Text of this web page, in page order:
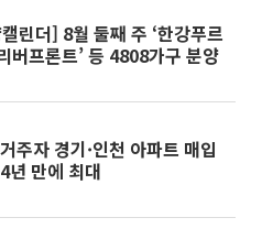
린더] 8월 둘째 주 ‘한강푸르
버프론트’ 등 4808가구 분양
주자 경기·인천 아파트 매입
년 만에 최대